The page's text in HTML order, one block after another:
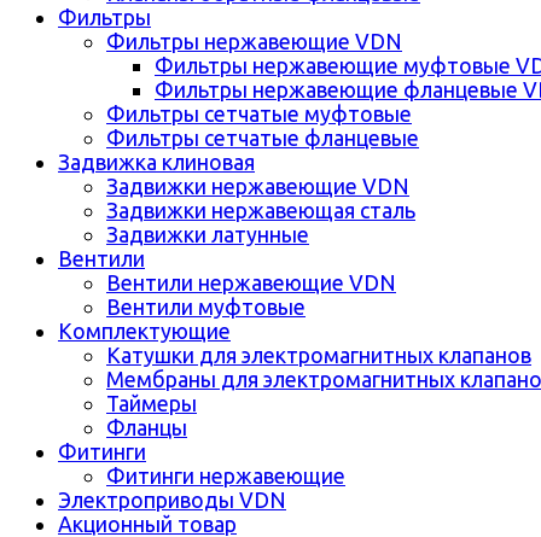
Фильтры
Фильтры нержавеющие VDN
Фильтры нержавеющие муфтовые
Фильтры нержавеющие фланцевые
Фильтры сетчатые муфтовые
Фильтры сетчатые фланцевые
Задвижка клиновая
Задвижки нержавеющие VDN
Задвижки нержавеющая сталь
Задвижки латунные
Вентили
Вентили нержавеющие VDN
Вентили муфтовые
Комплектующие
Катушки для электромагнитных клапанов
Мембраны для электромагнитных
Таймеры
Фланцы
Фитинги
Фитинги нержавеющие
Электроприводы VDN
Акционный товар